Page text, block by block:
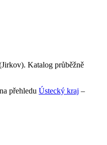
. Katalog průběžně
přehledu Ústecký kraj –